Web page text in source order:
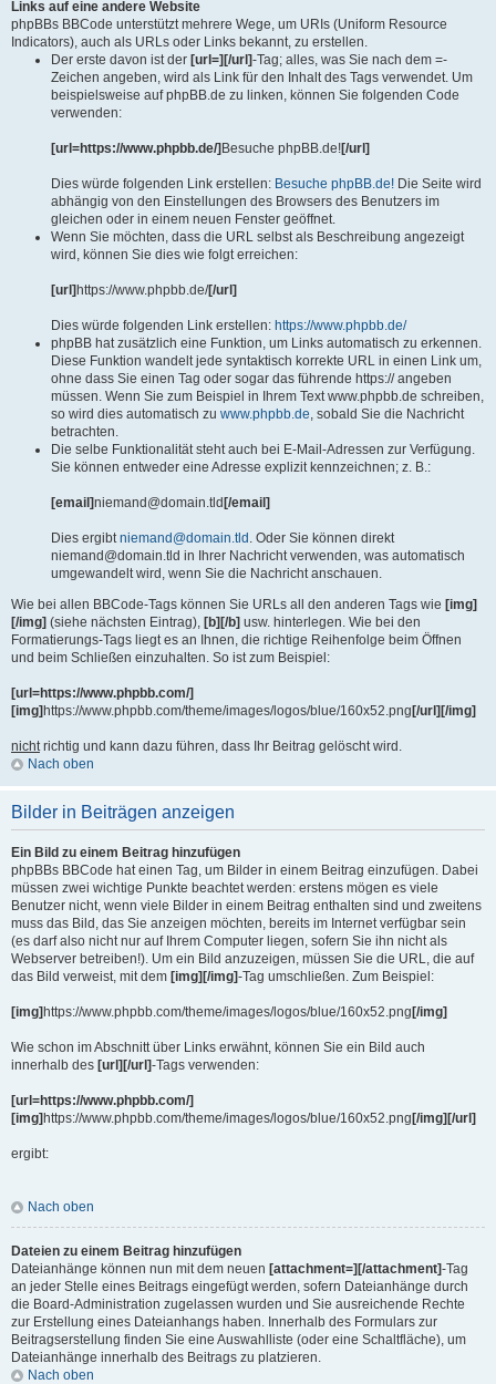
Links auf eine andere Website
phpBBs BBCode unterstützt mehrere Wege, um URIs (Uniform Resource
Indicators), auch als URLs oder Links bekannt, zu erstellen.
Der erste davon ist der [url=][/url]-Tag; alles, was Sie nach dem =-
Zeichen angeben, wird als Link für den Inhalt des Tags verwendet. Um
beispielsweise auf phpBB.de zu linken, können Sie folgenden Code
verwenden:
[url=https://www.phpbb.de/] Besuche phpBB.de![/url]
Dies würde folgenden Link erstellen: Besuche phpBB.de! Die Seite wird
abhängig von den Einstellungen des Browsers des Benutzers im
gleichen oder in einem neuen Fenster geöffnet.
Wenn Sie möchten, dass die URL selbst als Beschreibung angezeigt
wird, können Sie dies wie folgt erreichen:
[url] https://www.phpbb.de/[/url]
Dies würde folgenden Link erstellen: https://www.phpbb.de/
phpBB hat zusätzlich eine Funktion, um Links automatisch zu erkennen.
Diese Funktion wandelt jede syntaktisch korrekte URL in einen Link um,
ohne dass Sie einen Tag oder sogar das führende https:// angeben
müssen. Wenn Sie zum Beispiel in Ihrem Text www.phpbb.de schreiben,
so wird dies automatisch zu www.phpbb.de, sobald Sie die Nachricht
betrachten.
Die selbe Funktionalität steht auch bei E-Mail-Adressen zur Verfügung.
Sie können entweder eine Adresse explizit kennzeichnen; z. B.:
[email]niemand@domain.tld [/email]
Dies ergibtniemand@domain.tld . Oder Sie können direkt
niemand@domain.tld in Ihrer Nachricht verwenden, was automatisch
umgewandelt wird, wenn Sie die Nachricht anschauen.
Wie bei allen BBCode-Tags können Sie URLs all den anderen Tags wie [img]
[/img] (siehe nächsten Eintrag), [b][/b] usw. hinterlegen. Wie bei den
Formatierungs-Tags liegt es an Ihnen, die richtige Reihenfolge beim Öffnen
und beim Schließen einzuhalten. So ist zum Beispiel:
[url=https://www.phpbb.com/]
[img] https://www.phpbb.com/theme/images/logos/blue/160x52.png [/url][/img]
nichtrichtig und kann dazu führen, dass Ihr Beitrag gelöscht wird.
Nach oben
Bilder in Beiträgen anzeigen
Ein Bild zu einem Beitrag hinzufügen
phpBBs BBCode hat einen Tag, um Bilder in einem Beitrag einzufügen. Dabei
müssen zwei wichtige Punkte beachtet werden: erstens mögen es viele
Benutzer nicht, wenn viele Bilder in einem Beitrag enthalten sind und zweitens
muss das Bild, das Sie anzeigen möchten, bereits im Internet verfügbar sein
(es darf also nicht nur auf Ihrem Computer liegen, sofern Sie ihn nicht als
Webserver betreiben!). Um ein Bild anzuzeigen, müssen Sie die URL, die auf
das Bild verweist, mit dem [img][/img]-Tag umschließen. Zum Beispiel:
[img] https://www.phpbb.com/theme/images/logos/blue/160x52.png [/img]
Wie schon im Abschnitt über Links erwähnt, können Sie ein Bild auch
innerhalb des [url][/url]-Tags verwenden:
[url=https://www.phpbb.com/]
[img] https://www.phpbb.com/theme/images/logos/blue/160x52.png [/img][/url]
ergibt:
Nach oben
Dateien zu einem Beitrag hinzufügen
Dateianhänge können nun mit dem neuen [attachment=][/attachment]-Tag
an jeder Stelle eines Beitrags eingefügt werden, sofern Dateianhänge durch
die Board-Administration zugelassen wurden und Sie ausreichende Rechte
zur Erstellung eines Dateianhangs haben. Innerhalb des Formulars zur
Beitragserstellung finden Sie eine Auswahlliste (oder eine Schaltfläche), um
Dateianhänge innerhalb des Beitrags zu platzieren.
Nach oben